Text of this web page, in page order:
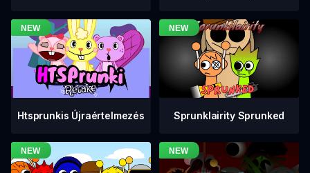
Htsprunkis Újraértelmezés Sprunklairity Sprunked